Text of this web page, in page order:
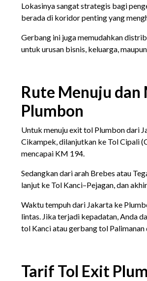
Lokasinya sangat strategis bagi
berada di koridor penting yang
Gerbang ini juga memudahkan
untuk urusan bisnis, keluarga,
Rute Menuju
Plumbon
Untuk menuju exit tol Plumbon dari
Cikampek, dilanjutkan ke Tol Cipali
mencapai KM 194.
Sedangkan dari arah Brebes atau
lanjut ke Tol Kanci–Pejagan, dan
Waktu tempuh dari Jakarta ke
lintas. Jika terjadi kepadatan, Anda
tol Kanci atau gerbang tol
Tarif Tol Exit